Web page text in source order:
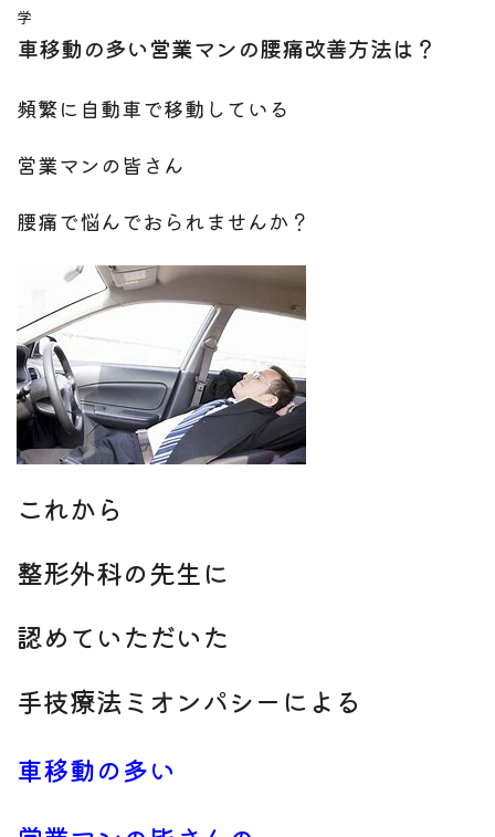
学
車移動の多い営業マンの腰痛改善方法は？
頻繁に自動車で移動している
営業マンの皆さん
腰痛で悩んでおられませんか？
これから
整形外科の先生に
認めていただいた
手技療法ミオンパシーによる
車移動の多い